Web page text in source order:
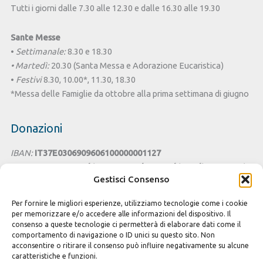
Gestisci Consenso
Per fornire le migliori esperienze, utilizziamo tecnologie come i cookie
per memorizzare e/o accedere alle informazioni del dispositivo. Il
consenso a queste tecnologie ci permetterà di elaborare dati come il
comportamento di navigazione o ID unici su questo sito. Non
acconsentire o ritirare il consenso può influire negativamente su alcune
caratteristiche e funzioni.
Tutti i giorni dalle 7.30 alle 12.30 e dalle 16.30 alle 19.30
Sante Messe
• Settimanale:8.30 e 18.30
• Martedì:20.30 (Santa Messa e Adorazione Eucaristica)
• Festivi8.30, 10.00*, 11.30, 18.30
*Messa delle Famiglie da ottobre alla prima settimana di giugno
Donazioni
IBAN: IT37E0306909606100000001127
Cesta della Solidarietà
Seguici sui Social